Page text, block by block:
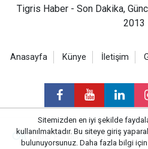
Tigris Haber - Son Dakika,
2013
Anasayfa Künye İletişim
Haber Portalı Yazılımı
Sitemizden en iyi şekilde
kullanılmaktadır. Bu siteye giriş
bulunuyorsunuz. Daha fazla bilgi için